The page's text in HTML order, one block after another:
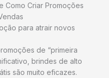
Como Criar Promoções
para atrair novos
de “primeira
brindes de alto
são muito eficazes.